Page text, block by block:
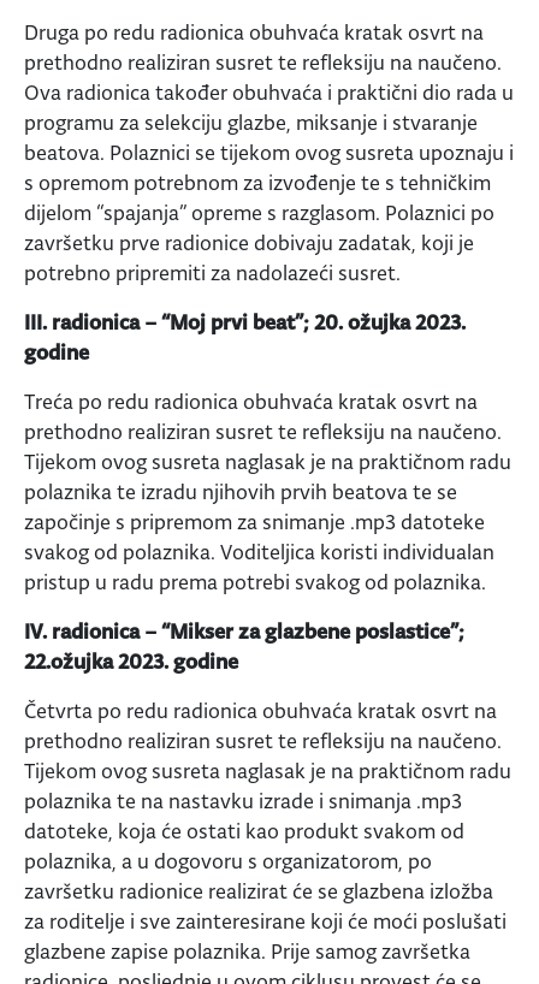
Druga po redu radionica obuhvaća kratak osvrt na
prethodno realiziran susret te refleksiju na naučeno.
Ova radionica također obuhvaća i praktični dio rada u
programu za selekciju glazbe, miksanje i stvaranje
beatova. Polaznici se tijekom ovog susreta upoznaju i
s opremom potrebnom za izvođenje te s tehničkim
dijelom “spajanja” opreme s razglasom. Polaznici po
završetku prve radionice dobivaju zadatak, koji je
potrebno pripremiti za nadolazeći susret.
III. radionica – “Moj prvi beat”; 20. ožujka 2023.
godine
Treća po redu radionica obuhvaća kratak osvrt na
prethodno realiziran susret te refleksiju na naučeno.
Tijekom ovog susreta naglasak je na praktičnom radu
polaznika te izradu njihovih prvih beatova te se
započinje s pripremom za snimanje .mp3 datoteke
svakog od polaznika. Voditeljica koristi individualan
pristup u radu prema potrebi svakog od polaznika.
IV. radionica – “Mikser za glazbene poslastice”;
22.ožujka 2023. godine
Četvrta po redu radionica obuhvaća kratak osvrt na
prethodno realiziran susret te refleksiju na naučeno.
Tijekom ovog susreta naglasak je na praktičnom radu
polaznika te na nastavku izrade i snimanja .mp3
datoteke, koja će ostati kao produkt svakom od
polaznika, a u dogovoru s organizatorom, po
završetku radionice realizirat će se glazbena izložba
za roditelje i sve zainteresirane koji će moći poslušati
glazbene zapise polaznika. Prije samog završetka